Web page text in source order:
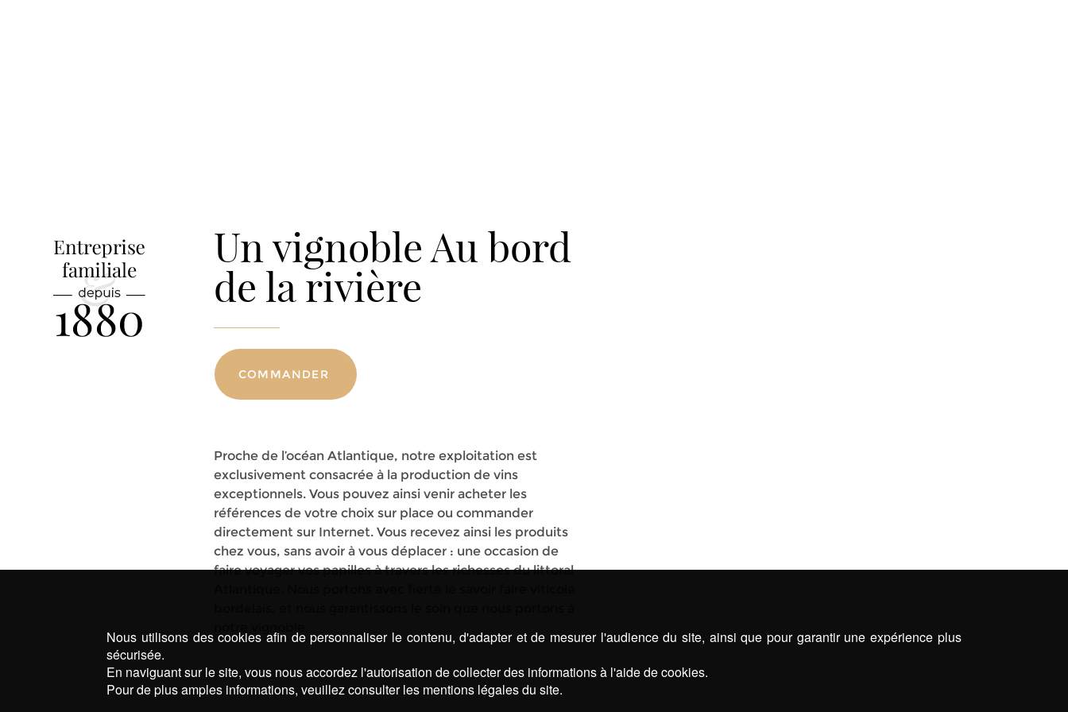
Un vignoble Au bord
de la rivière
COMMANDER
Proche de l’océan Atlantique, notre exploitation est
exclusivement consacrée à la production de vins
exceptionnels. Vous pouvez ainsi venir acheter les
références de votre choix sur place ou commander
directement sur Internet. Vous recevez ainsi les produits
chez vous, sans avoir à vous déplacer : une occasion de
faire voyager vos papilles à travers les richesses du littoral
Nous utilisons des cookies afin de personnaliser le contenu, d'adapter et de mesurer l'audience du site, ainsi que pour garantir une expérience plus
sécurisée.
En naviguant sur le site, vous nous accordez l'autorisation de collecter des informations à l'aide de cookies.
Pour de plus amples informations, veuillez consulter les mentions légales du site.